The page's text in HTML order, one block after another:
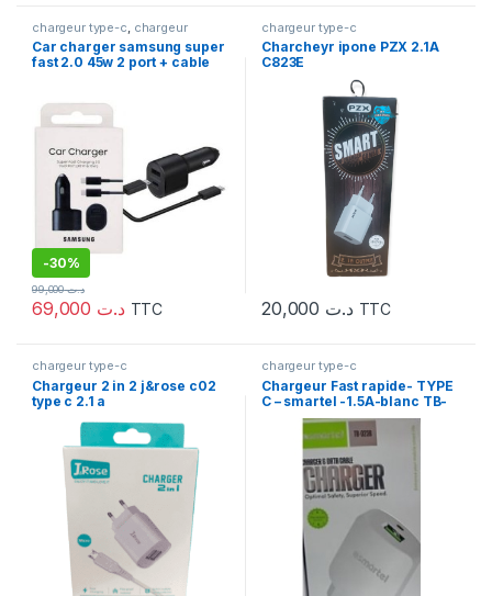
chargeur type-c chargeur
voiture
Car charger samsung super
fast 2.0 45w 2 port + cable
-30%
د.ت
د.ت99,000
TTC
chargeur type-c
Charcheyr ipone PZX 2.1A
C823E
د.ت TTC
chargeur type-c
Chargeur 2 in 2 j&rose c02
type c 2.1 a
chargeur type-c
Chargeur Fast rapide- TYPE
C – smartel -1.5A-blanc TB-